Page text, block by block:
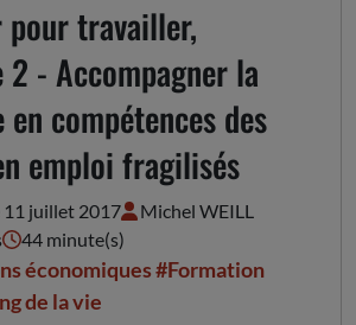
pour travailler,
2 - Accompagner la
en compétences des
emploi fragilisés
11 juillet 2017
Michel WEILL
44 minute(s)
économiques#Formation
de la vie